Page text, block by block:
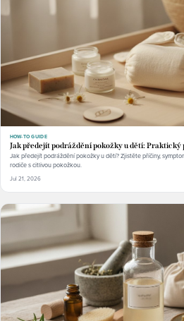
HOW-TO GUIDE
Jak předejít podráždění pokožky u dětí: Praktický
Jak předejít podráždění pokožky u dětí? Zjistěte příčiny,
rodiče s citlivou pokožkou.
Jul 21, 2026